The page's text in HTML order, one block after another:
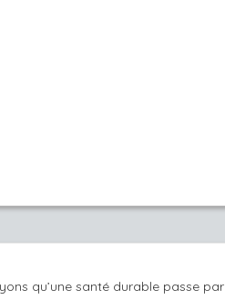
qu’une santé durable passe par